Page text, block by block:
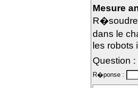
Mesure
dans le
les robots
Question
R�ponse :